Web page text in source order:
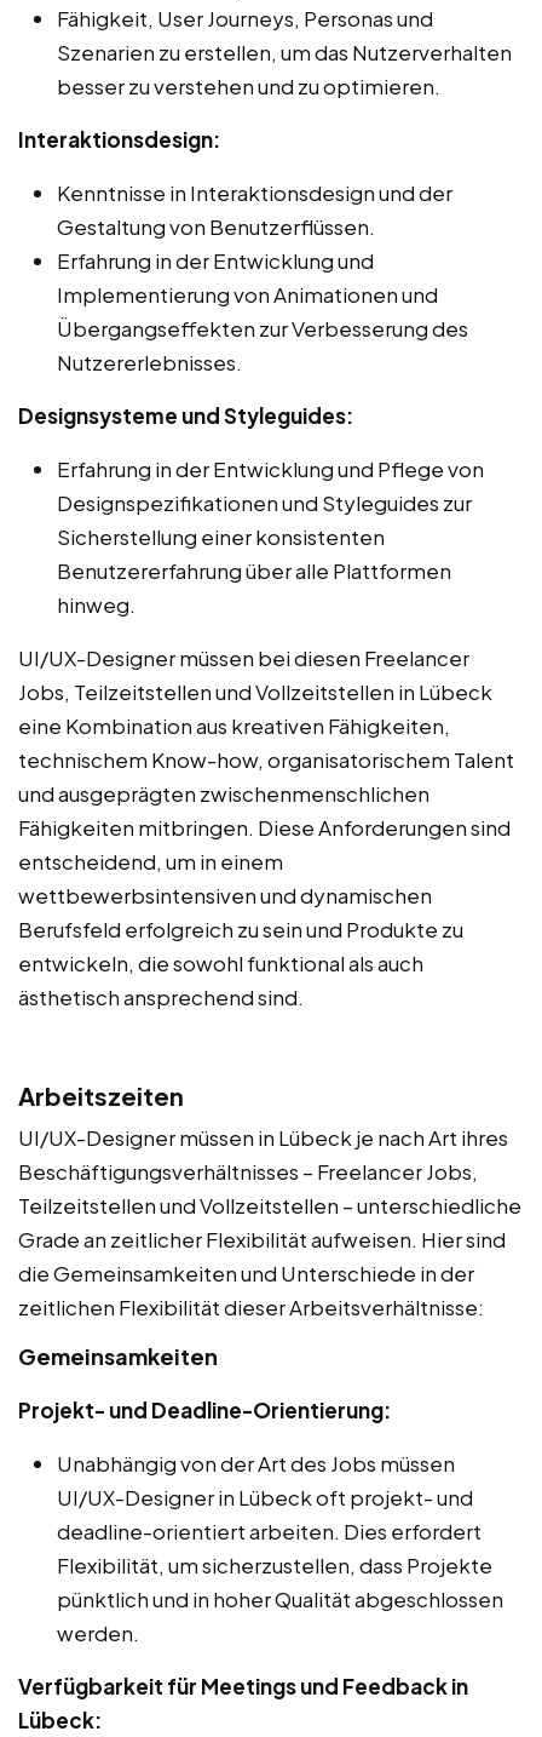
Fähigkeit, User Journeys, Personas und
Szenarien zu erstellen, um das Nutzerverhalten
besser zu verstehen und zu optimieren.
Interaktionsdesign:
Kenntnisse in Interaktionsdesign und der
Gestaltung von Benutzerflüssen.
Erfahrung in der Entwicklung und
Implementierung von Animationen und
Übergangseffekten zur Verbesserung des
Nutzererlebnisses.
Designsysteme und Styleguides:
Erfahrung in der Entwicklung und Pflege von
Designspezifikationen und Styleguides zur
Sicherstellung einer konsistenten
Benutzererfahrung über alle Plattformen
hinweg.
UI/UX-Designer müssen bei diesen Freelancer
Jobs, Teilzeitstellen und Vollzeitstellen in Lübeck
eine Kombination aus kreativen Fähigkeiten,
technischem Know-how, organisatorischem Talent
und ausgeprägten zwischenmenschlichen
Fähigkeiten mitbringen. Diese Anforderungen sind
entscheidend, um in einem
wettbewerbsintensiven und dynamischen
Berufsfeld erfolgreich zu sein und Produkte zu
entwickeln, die sowohl funktional als auch
ästhetisch ansprechend sind.
Arbeitszeiten
UI/UX-Designer müssen in Lübeck je nach Art ihres
Beschäftigungsverhältnisses – Freelancer Jobs,
Teilzeitstellen und Vollzeitstellen – unterschiedliche
Grade an zeitlicher Flexibilität aufweisen. Hier sind
die Gemeinsamkeiten und Unterschiede in der
zeitlichen Flexibilität dieser Arbeitsverhältnisse:
Gemeinsamkeiten
Projekt- und Deadline-Orientierung:
Unabhängig von der Art des Jobs müssen
UI/UX-Designer in Lübeck oft projekt- und
deadline-orientiert arbeiten. Dies erfordert
Flexibilität, um sicherzustellen, dass Projekte
pünktlich und in hoher Qualität abgeschlossen
werden.
Verfügbarkeit für Meetings und Feedback in
Lübeck: